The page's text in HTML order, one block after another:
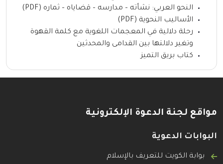
النحو العربي: نشأته – مدارسه – قضاياه – ثماره (PDF)
الأساليب النحوية (PDF)
رحلة دلالية في المعجمات اللغوية مع كلمة القهوة
وتغير دلالتها بين القدامى والمحدثين
كتاب بريق التميز
مواقع لجنة الدعوة الإلكترونية
البوابات الدعوية
بوابة الكويت للتعريف بالإسلام